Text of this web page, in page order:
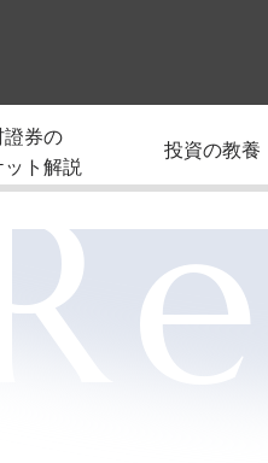
證券の
ット解説
投資の教養